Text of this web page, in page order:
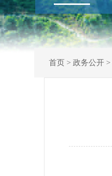
首页> 政务公开>